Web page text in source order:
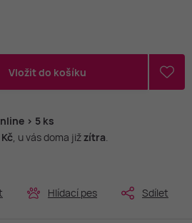
Vložit do košíku
> 5 ks
, u vás doma jižzítra.
Hlídací pes Sdílet